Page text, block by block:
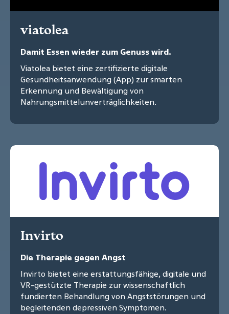
viatolea
Damit Essen wieder zum Genuss wird.
Viatolea bietet eine zertifizierte digitale
Gesundheitsanwendung (App) zur smarten
Erkennung und Bewältigung von
Nahrungsmittelunverträglichkeiten.
Invirto
Die Therapie gegen Angst
Invirto bietet eine erstattungsfähige, digitale und
VR-gestützte Therapie zur wissenschaftlich
fundierten Behandlung von Angststörungen und
begleitenden depressiven Symptomen.